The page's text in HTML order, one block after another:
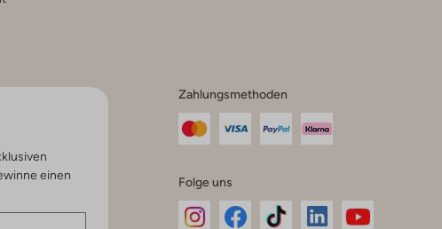
einen
Zahlungsmethoden
Folge uns